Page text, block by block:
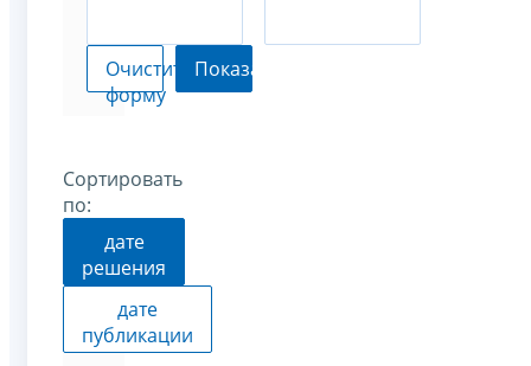
Очистить
форму
Показать
Сортировать
по:
дате
решения
дате
публикации